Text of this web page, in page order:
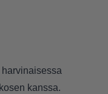
kanssa.